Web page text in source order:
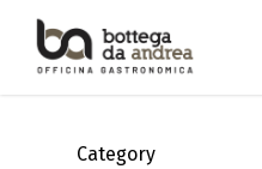
Category